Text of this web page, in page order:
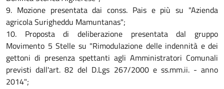
9. Mozione presentata dai conss. Pais e più su "Azienda
agricola Surigheddu Mamuntanas";
10. Proposta di deliberazione presentata dal gruppo
Movimento 5 Stelle su "Rimodulazione delle indennità e dei
gettoni di presenza spettanti agli Amministratori Comunali
previsti dall'art. 82 del D.Lgs 267/2000 e ss.mm.ii. - anno
2014";